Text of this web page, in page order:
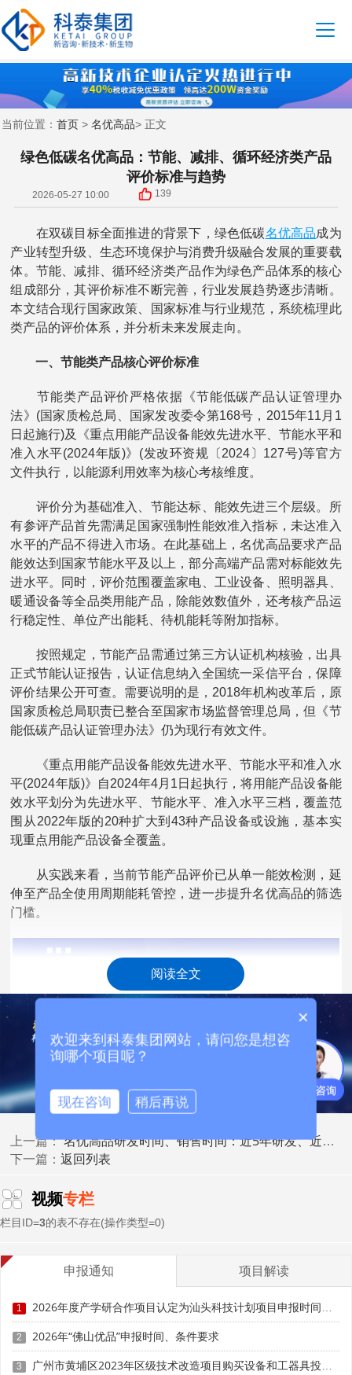
当前位置： 首页 > 名优高品> 正文
绿色低碳名优高品：节能、减排、循环经济类产品
评价标准与趋势
2026-05-27 10:00 139
在双碳目标全面推进的背景下，绿色低碳名优高品成为
产业转型升级、生态环境保护与消费升级融合发展的重要载
体。节能、减排、循环经济类产品作为绿色产品体系的核心
组成部分，其评价标准不断完善，行业发展趋势逐步清晰。
本文结合现行国家政策、国家标准与行业规范，系统梳理此
类产品的评价体系，并分析未来发展走向。
一、节能类产品核心评价标准
节能类产品评价严格依据《节能低碳产品认证管理办
法》(国家质检总局、国家发改委令第168号，2015年11月1
日起施行)及《重点用能产品设备能效先进水平、节能水平和
准入水平(2024年版)》(发改环资规〔2024〕127号)等官方
文件执行，以能源利用效率为核心考核维度。
评价分为基础准入、节能达标、能效先进三个层级。所
有参评产品首先需满足国家强制性能效准入指标，未达准入
水平的产品不得进入市场。在此基础上，名优高品要求产品
能效达到国家节能水平及以上，部分高端产品需对标能效先
进水平。同时，评价范围覆盖家电、工业设备、照明器具、
暖通设备等全品类用能产品，除能效数值外，还考核产品运
行稳定性、单位产出能耗、待机能耗等附加指标。
按照规定，节能产品需通过第三方认证机构核验，出具
正式节能认证报告，认证信息纳入全国统一采信平台，保障
评价结果公开可查。需要说明的是，2018年机构改革后，原
国家质检总局职责已整合至国家市场监督管理总局，但《节
能低碳产品认证管理办法》仍为现行有效文件。
《重点用能产品设备能效先进水平、节能水平和准入水
平(2024年版)》自2024年4月1日起执行，将用能产品设备能
效水平划分为先进水平、节能水平、准入水平三档，覆盖范
围从2022年版的20种扩大到43种产品设备或设施，基本实
现重点用能产品设备全覆盖。
从实践来看，当前节能产品评价已从单一能效检测，延
伸至产品全使用周期能耗管控，进一步提升名优高品的筛选
门槛。
减排类产品聚焦生产、使用全流程污染物与温室气体管
各行业清洁生产评价指标体系。需要特别说明的是，GB/T
33761-2017版已于2024年废止，现行有效版本为2024年11
该类产品评价以碳足迹核算、污染物排放限值为两大核
心内容。首先要求产品在生产环节废气、废水、固体废弃物
排放完全符合国家污染物排放标准，无超标排放记录。其
阅读全文
上一篇：名优高品研发时间、销售时间：近5年研发、近3年销售怎么界定
下一篇：返回列表
视频专栏
栏目ID=3的表不存在(操作类型=0)
申报通知 项目解读
1 2026年度产学研合作项目认定为汕头科技计划项目申报时间、条件要求
2 2026年“佛山优品”申报时间、条件要求
3 广州市黄埔区2023年区级技术改造项目购买设备和工器具投资奖励（第四批）申报时间、条件要求、补助标准
×
欢迎来到科泰集团网站，请问您是想咨
询哪个项目呢？
现在咨询 稍后再说